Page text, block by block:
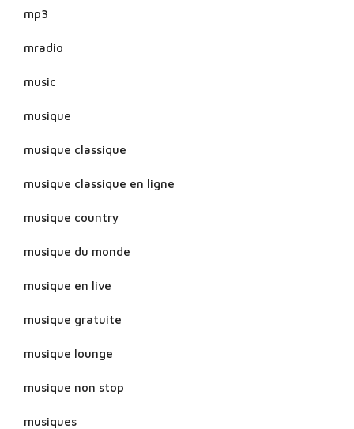
mp3
mradio
music
musique
musique classique
musique classique en ligne
musique country
musique du monde
musique en live
musique gratuite
musique lounge
musique non stop
musiques